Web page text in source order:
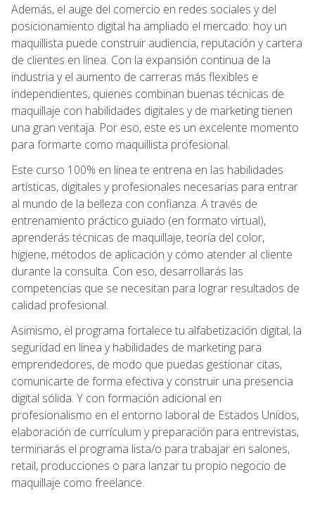
Además, el auge del comercio en redes sociales y del
posicionamiento digital ha ampliado el mercado: hoy un
maquillista puede construir audiencia, reputación y cartera
de clientes en línea. Con la expansión continua de la
industria y el aumento de carreras más flexibles e
independientes, quienes combinan buenas técnicas de
maquillaje con habilidades digitales y de marketing tienen
una gran ventaja. Por eso, este es un excelente momento
para formarte como maquillista profesional.
Este curso 100% en línea te entrena en las habilidades
artísticas, digitales y profesionales necesarias para entrar
al mundo de la belleza con confianza. A través de
entrenamiento práctico guiado (en formato virtual),
aprenderás técnicas de maquillaje, teoría del color,
higiene, métodos de aplicación y cómo atender al cliente
durante la consulta. Con eso, desarrollarás las
competencias que se necesitan para lograr resultados de
calidad profesional.
Asimismo, el programa fortalece tu alfabetización digital, la
seguridad en línea y habilidades de marketing para
emprendedores, de modo que puedas gestionar citas,
comunicarte de forma efectiva y construir una presencia
digital sólida. Y con formación adicional en
profesionalismo en el entorno laboral de Estados Unidos,
elaboración de currículum y preparación para entrevistas,
terminarás el programa lista/o para trabajar en salones,
retail, producciones o para lanzar tu propio negocio de
maquillaje como freelance.